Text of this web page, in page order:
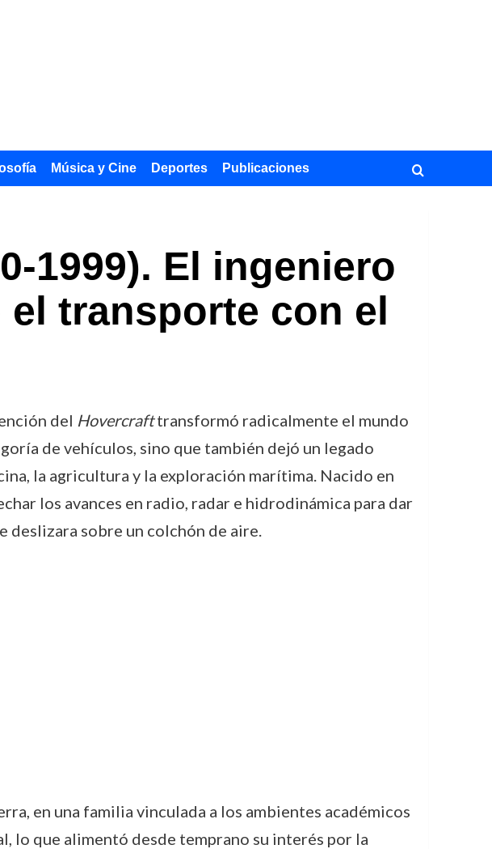
Música y Cine Deportes Publicaciones
1999). El ingeniero
transporte con el
del Hovercrafttransformó radicalmente el mundo
de vehículos, sino que también dejó un legado
la agricultura y la exploración marítima. Nacido en
los avances en radio, radar e hidrodinámica para dar
deslizara sobre un colchón de aire.
en una familia vinculada a los ambientes académicos
que alimentó desde temprano su interés por la